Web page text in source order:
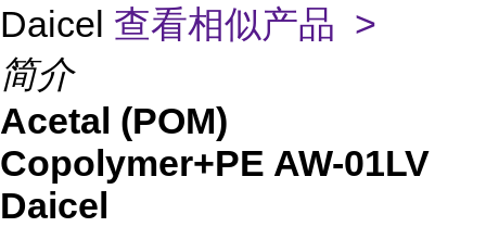
Daicel 查看相似产品 >
简介
Acetal (POM)
Copolymer+PE AW-01LV
Daicel